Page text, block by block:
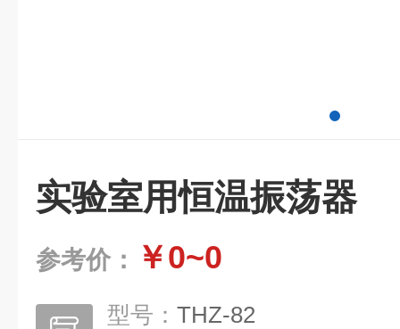
实验室用恒温振荡器
参考价： ￥0~0
型号： THZ-82